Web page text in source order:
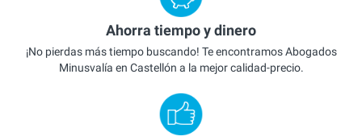
Ahorra tiempo y dinero
¡No pierdas más tiempo buscando! Te encontramos Abogados
Minusvalía en Castellón a la mejor calidad-precio.